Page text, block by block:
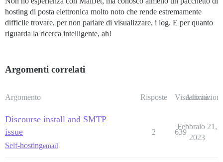
hosting di posta elettronica molto noto che rende estremamente
difficile trovare, per non parlare di visualizzare, i log. E per quanto
riguarda la ricerca intelligente, ah!
Argomenti correlati
Argomento Risposte Visualizzazioni
Attività
Discourse install and SMTP
issue
Self-hostingemail
2 639
Febbraio 21,
2023